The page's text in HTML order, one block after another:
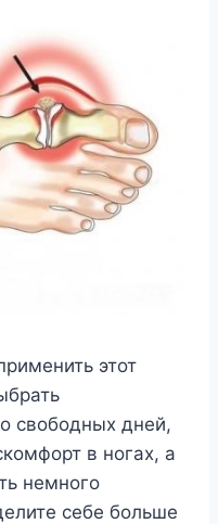
этот
свободных дней,
в ногах, а
немного
себе больше